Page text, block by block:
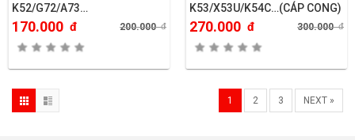
K52/G72/A73…
170.000 đ 200.000đ
K53/X53U/K54C…(CÁP CONG)
270.000 đ 300.000đ
1 2 3 NEXT »